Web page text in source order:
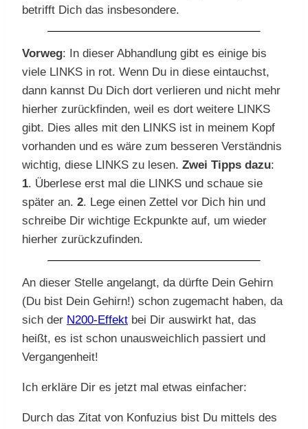
betrifft Dich das insbesondere.
Vorweg: In dieser Abhandlung gibt es einige bis
viele LINKS in rot. Wenn Du in diese eintauchst,
dann kannst Du Dich dort verlieren und nicht mehr
hierher zurückfinden, weil es dort weitere LINKS
gibt. Dies alles mit den LINKS ist in meinem Kopf
vorhanden und es wäre zum besseren Verständnis
wichtig, diese LINKS zu lesen. Zwei Tipps dazu:
1. Überlese erst mal die LINKS und schaue sie
später an. 2. Lege einen Zettel vor Dich hin und
schreibe Dir wichtige Eckpunkte auf, um wieder
hierher zurückzufinden.
An dieser Stelle angelangt, da dürfte Dein Gehirn
(Du bist Dein Gehirn!) schon zugemacht haben, da
sich der N200-Effekt bei Dir auswirkt hat, das
heißt, es ist schon unausweichlich passiert und
Vergangenheit!
Ich erkläre Dir es jetzt mal etwas einfacher:
Durch das Zitat von Konfuzius bist Du mittels des